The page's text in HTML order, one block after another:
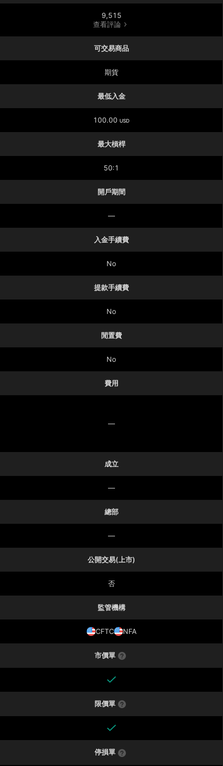
9,515
查看評論
可交易商品
期貨
最低入金
100.00 USD
最大槓桿
50:1
開戶期間
—
入金手續費
No
提款手續費
No
閒置費
No
費用
—
成立
—
總部
—
公開交易(上市)
否
監管機構
CFTC NFA
市價單
限價單
停損單